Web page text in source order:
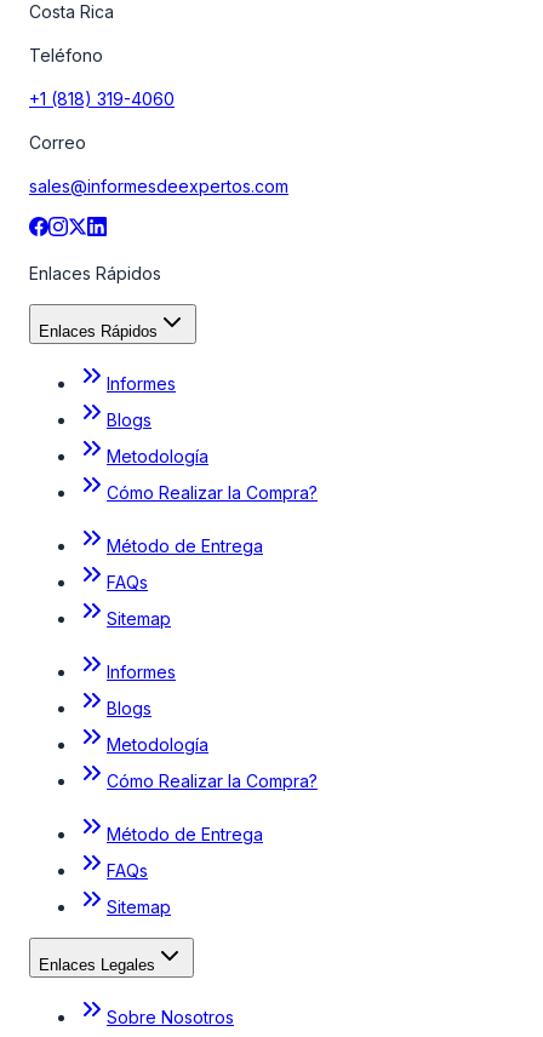
Costa Rica
Teléfono
+1 (818) 319-4060
Correo
sales@informesdeexpertos.com
Enlaces Rápidos
Enlaces Rápidos
Informes
Blogs
Metodología
Cómo Realizar la Compra?
Método de Entrega
FAQs
Sitemap
Informes
Blogs
Metodología
Cómo Realizar la Compra?
Método de Entrega
FAQs
Sitemap
Enlaces Legales
Sobre Nosotros